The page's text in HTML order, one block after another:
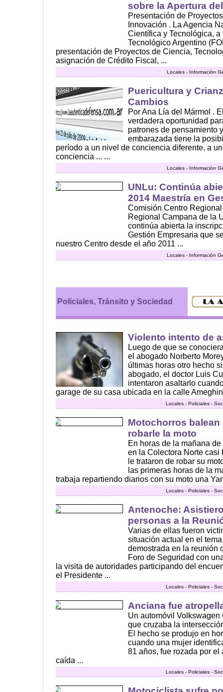
sobre la Apertura
Presentación de
Innovación . La Agencia
Científica y Tecnológica,
Tecnológico Argentino
presentación de Proyectos de Ciencia,
asignación de Crédito Fiscal, ...
Locales - Información
Puericultura y
Cambios
Por Ana Lía del Mármol .
verdadera oportunidad
patrones de pensamiento
embarazada tiene la
período a un nivel de conciencia diferente, a
conciencia ... ...
Locales - Información
UNLu: Continúa
2014 Maestría en
Comisión Centro
Regional Campana de la
continúa abierta la
Gestión Empresaria que
nuestro Centro desde el año 2011 ...
Locales - Información
Policiales, Tránsito y Sociedad
Violento intento de
Luego de que se
el abogado Norberto
últimas horas otro hecho
abogado, el doctor Luis
intentaron asaltarlo
garage de su casa ubicada en la calle
Locales - Policiales -
Motochorros
robarle la moto
En horas de la mañana
en la Colectora Norte casi
le trataron de robar su
las primeras horas de la
trabaja repartiendo diarios con su moto una
Locales - Policiales -
Antenoche:
personas a la
Varias de ellas fueron
situación actual en el
demostrada en la reunión
Foro de Seguridad con
la visita de autoridades participando del
el Presidente ...
Locales - Policiales -
Anciana fue
Un automóvil
que cruzaba la
El hecho se produjo en
cuando una mujer
81 años, fue rozada por
caída ...
Locales - Policiales -